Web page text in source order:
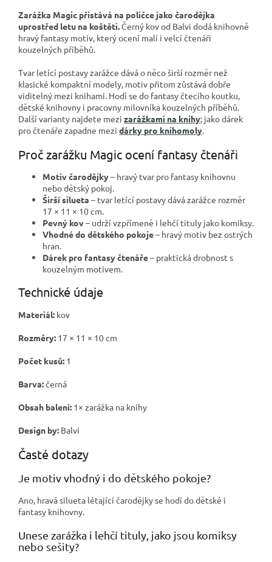
Zarážka Magic přistává na poličce jako čarodějka
uprostřed letu na koštěti.Černý kov od Balvi dodá knihovně
hravý fantasy motiv, který ocení malí i velcí čtenáři
kouzelných příběhů.
Tvar letící postavy zarážce dává o něco širší rozměr než
klasické kompaktní modely, motiv přitom zůstává dobře
viditelný mezi knihami. Hodí se do fantasy čtecího koutku,
dětské knihovny i pracovny milovníka kouzelných příběhů.
Další varianty najdete mezi zarážkami na knihy; jako dárek
pro čtenáře zapadne mezi dárky pro knihomoly.
Proč zarážku Magic ocení fantasy čtenáři
Motiv čarodějky– hravý tvar pro fantasy knihovnu
nebo dětský pokoj.
Širší silueta – tvar letící postavy dává zarážce rozměr
17 × 11 × 10 cm.
Pevný kov– udrží vzpřímeně i lehčí tituly jako komiksy.
Vhodné do dětského pokoje– hravý motiv bez ostrých
hran.
Dárek pro fantasy čtenáře– praktická drobnost s
kouzelným motivem.
Technické údaje
Materiál: kov
Rozměry: 17 × 11 × 10 cm
Počet kusů: 1
Barva:černá
Obsah balení: 1× zarážka na knihy
Design by: Balvi
Časté dotazy
Je motiv vhodný i do dětského pokoje?
Ano, hravá silueta létající čarodějky se hodí do dětské i
fantasy knihovny.
Unese zarážka i lehčí tituly, jako jsou komiksy
nebo sešity?